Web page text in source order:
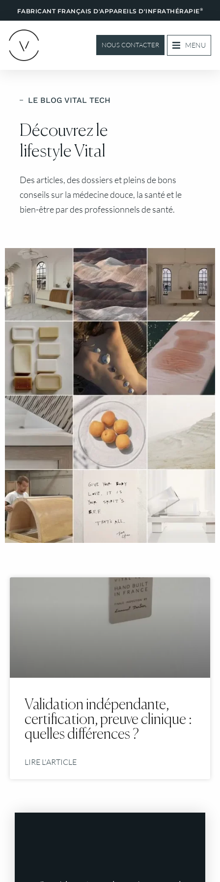
FABRICANT FRANÇAIS D'APPAREILS D'INFRATHÉRAPIE®
NOUS CONTACTER MENU
LE BLOG VITAL TECH
Découvrez le
lifestyle Vital
Des articles, des dossiers et pleins de bons
conseils sur la médecine douce, la santé et le
bien-être par des professionnels de santé.
Validation indépendante,
certification, preuve clinique :
quelles différences ?
LIRE L'ARTICLE